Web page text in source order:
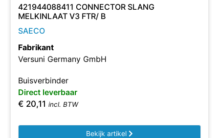
421944088411 CONNECTOR SLANG
MELKINLAAT V3 FTR/ B
SAECO
Fabrikant
Versuni Germany GmbH
Buisverbinder
Direct leverbaar
€ 20,11 incl. BTW
Bekijk artikel